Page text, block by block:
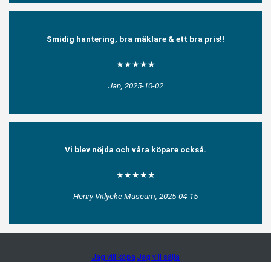
Smidig hantering, bra mäklare & ett bra pris!!
★★★★★
Jan, 2025-10-02
Vi blev nöjda och våra köpare också.
★★★★★
Henry Vitlycke Museum, 2025-04-15
Jag vill köpa Jag vill sälja